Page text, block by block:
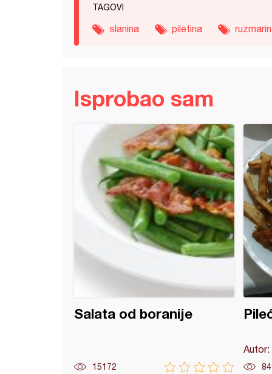
TAGOVI
slanina piletina ruzmarin
Isprobao sam
Salata od boranije
15172
Autor: